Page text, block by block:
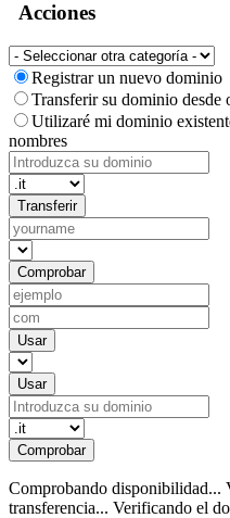
Acciones
Registrar un nuevo dominio
Transferir su dominio desde
Utilizaré mi dominio
nombres
Transferir
Comprobar
Usar
Usar
Comprobar
Comprobando disponibilidad...
transferencia... Verificando el